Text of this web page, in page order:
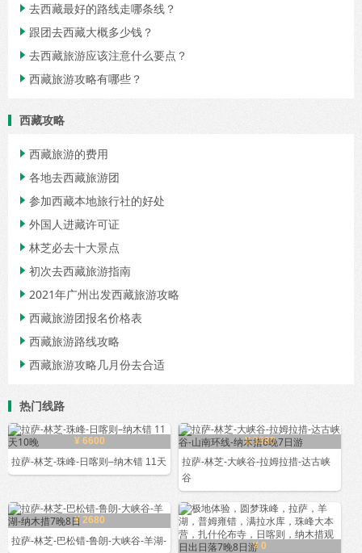
 去西藏最好的路线走哪条线？
 跟团去西藏大概多少钱？
 去西藏旅游应该注意什么要点？
 西藏旅游攻略有哪些？
西藏攻略
 西藏旅游的费用
 各地去西藏旅游团
 参加西藏本地旅行社的好处
 外国人进藏许可证
 林芝必去十大景点
 初次去西藏旅游指南
 2021年广州出发西藏旅游攻略
 西藏旅游团报名价格表
 西藏旅游路线攻略
 西藏旅游攻略几月份去合适
热门线路
¥ 6600
拉萨-林芝-珠峰-日喀则–纳木错 11天
¥ 3580
拉萨-林芝-大峡谷-拉姆拉措-达古峡
谷
¥ 2680
拉萨-林芝-巴松错-鲁朗-大峡谷-羊湖-
¥ 0